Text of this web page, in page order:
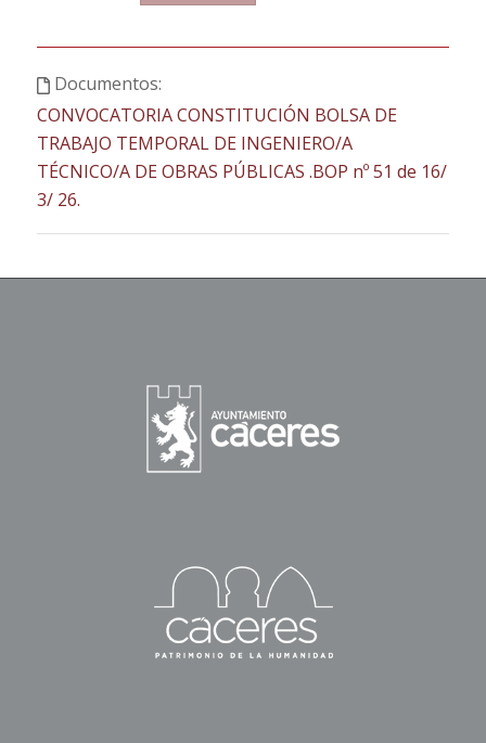
Documentos:
CONVOCATORIA CONSTITUCIÓN BOLSA DE
TRABAJO TEMPORAL DE INGENIERO/A
TÉCNICO/A DE OBRAS PÚBLICAS .BOP nº 51 de 16/
3/ 26.